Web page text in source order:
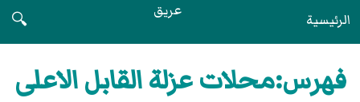
الرئيسية عريق
🔍
فهرس:محلات عزلة القابل الاعلى